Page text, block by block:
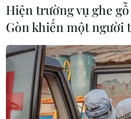
Hiện trường vụ ghe
Gòn khiến một người